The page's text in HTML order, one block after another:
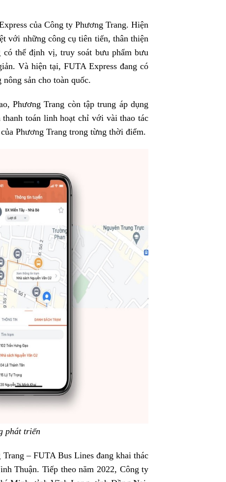
của Công ty Phương Trang. Hiện
với những công cụ tiên tiến, thân thiện
có thể định vị, truy soát bưu phẩm bưu
Và hiện tại, FUTA Express đang có
sản cho toàn quốc.
Phương Trang còn tập trung áp dụng
toán linh hoạt chỉ với vài thao tác
Phương Trang trong từng thời điểm.
phát triển
– FUTA Bus Lines đang khai thác
Thuận. Tiếp theo năm 2022, Công ty